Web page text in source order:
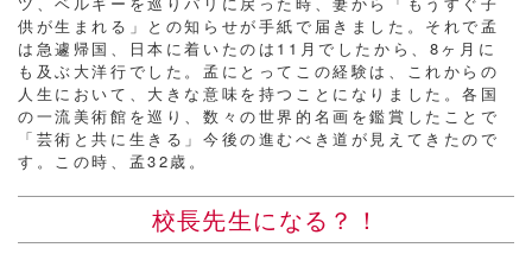
供が生まれる」との知らせが手紙で届きました。それで孟
は急遽帰国、日本に着いたのは11月でしたから、8ヶ月に
も及ぶ大洋行でした。孟にとってこの経験は、これからの
人生において、大きな意味を持つことになりました。各国
の一流美術館を巡り、数々の世界的名画を鑑賞したことで
「芸術と共に生きる」今後の進むべき道が見えてきたので
す。この時、孟32歳。
校長先生になる？！